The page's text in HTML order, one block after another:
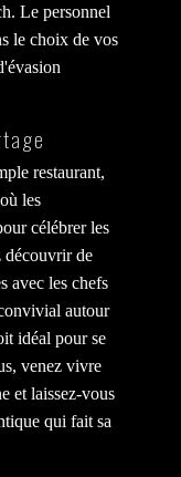
Le personnel
le choix de vos
restaurant,
les
célébrer les
découvrir de
avec les chefs
autour
idéal pour se
venez vivre
et laissez-vous
qui fait sa